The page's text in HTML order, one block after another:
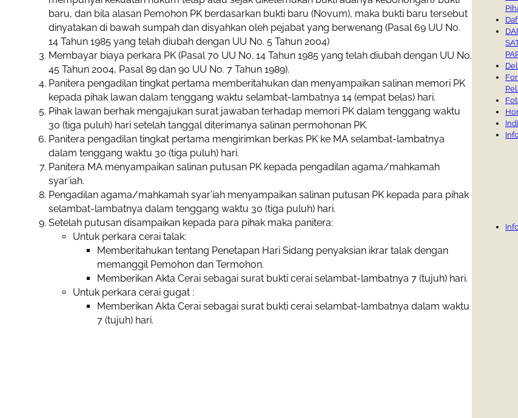
baru, dan bila alasan Pemohon PK berdasarkan bukti baru (Novum), maka bukti baru tersebut
dinyatakan di bawah sumpah dan disyahkan oleh pejabat yang berwenang (Pasal 69 UU No.
14 Tahun 1985 yang telah diubah dengan UU No. 5 Tahun 2004)
Membayar biaya perkara PK (Pasal 70 UU No. 14 Tahun 1985 yang telah diubah dengan UU No.
45 Tahun 2004, Pasal 89 dan 90 UU No. 7 Tahun 1989).
Panitera pengadilan tingkat pertama memberitahukan dan menyampaikan salinan memori PK
kepada pihak lawan dalam tenggang waktu selambat-lambatnya 14 (empat belas) hari.
Pihak lawan berhak mengajukan surat jawaban terhadap memori PK dalam tenggang waktu
30 (tiga puluh) hari setelah tanggal diterimanya salinan permohonan PK.
Panitera pengadilan tingkat pertama mengirimkan berkas PK ke MA selambat-lambatnya
dalam tenggang waktu 30 (tiga puluh) hari.
Panitera MA menyampaikan salinan putusan PK kepada pengadilan agama/mahkamah
syar’iah.
Pengadilan agama/mahkamah syar’iah menyampaikan salinan putusan PK kepada para pihak
selambat-lambatnya dalam tenggang waktu 30 (tiga puluh) hari.
Setelah putusan disampaikan kepada para pihak maka panitera:
Untuk perkara cerai talak:
Memberitahukan tentang Penetapan Hari Sidang penyaksian ikrar talak dengan
memanggil Pemohon dan Termohon.
Memberikan Akta Cerai sebagai surat bukti cerai selambat-lambatnya 7 (tujuh) hari.
Untuk perkara cerai gugat :
Memberikan Akta Cerai sebagai surat bukti cerai selambat-lambatnya dalam waktu
7 (tujuh) hari.
Dr. Drs Muhlas, S.H., M.H.
Drs. Muhammad Takdir,
S.H., M.H.
Drs Basyirun, M.H.
Drs. Rahmat Farid, M.H.
Drs. Mahzumi, M.H.
Drs Ihsan, M.H.
Drs. H. Masnun, S.H.
Drs. Khotibul Umam
Drs. Komsun, S.H.,
M.H.E.S.
Drs. Dindin Syarief
Nurwahyudin
Drs. Syamsul Bahri, M.H.
Drs. Muhammad Iskandar
Eko Putro, M.H.
Drs. Syafrudin Mohamad,
M.H.
Raswin, S.H.I.
Syamsul Bahri, S.H.I.
Manik Rochmani, S.H.
Suria Kencana, S.E.
Ummu Mukhlisa, S.H.,
M.H.
Dr. Imran, S.Ag., S.H., M.H.
Musa Sholawat, S.H.I.
Khoiriyah, S.Ag., M.H.
Zubaidah Hi Hamzah, S.H.
Missah Hamzah Suara,
S.H.
Akram, S.H., M.H.
Purnama Sari, S.Ag.
Muslim Amin, A.Md.A.B.
Ahmad Nur Fajri, S.H.
Akbar, S.H.
MUHAMMAD LUTFI
KHAKIM, A.Md.Kom.
GILANG ARIEF
MAULANA, S.E.
MUHJAR NIAS DANI,
S.Kom.
YUDHIS SALVANIA
PRADANA, S.I.Kom.
SAID SALASA
YATINO
HAMZAH SYAM
IKSAN OHORELLA
Dr Acep Saifuddin, S.H.,
M.Ag.